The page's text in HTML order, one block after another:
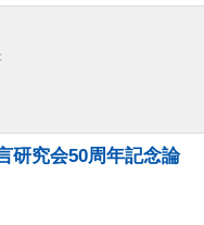
研究会50周年記念論